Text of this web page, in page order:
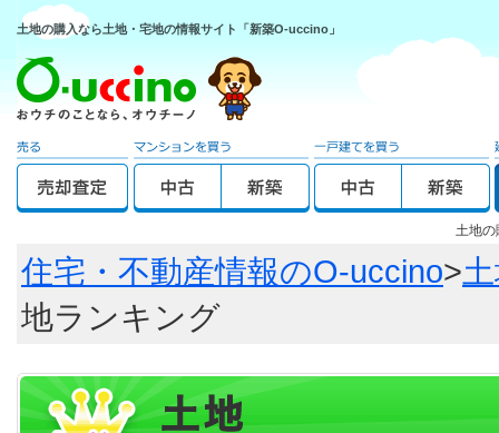
土地の購入なら土地・宅地の情報サイト「新築O-uccino」
土地
住宅・不動産情報のO-uccino>
地ランキング